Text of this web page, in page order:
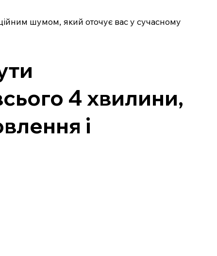
шумом, який оточує вас у сучасному
4 хвилини,
і